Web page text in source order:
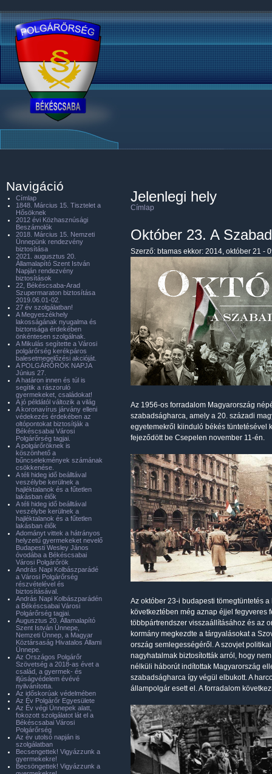
Jelenlegi hely
Címlap
Október 23. A
Szerző: btamas ekkor: 2014, október 21 -
Az 1956-os forradalom Magyarország
szabadságharca, amely a 20. századi
egyetemekről kiinduló békés tün­te­té­sével
fejeződött be Csepelen november 11-én.
Az október 23-i budapesti tömegtüntetés
következtében még aznap éjjel fegyveres
többpártrendszer visszaállításához és az
kormány megkezdte a tárgyalásokat a
ország semlegességéről. A szovjet
nagyhatalmak biztosították arról, hogy
nélküli háborút indítottak Magyarország
szabadságharca így végül elbukott. A
állampolgár esett el. A forradalom
Navigáció
Címlap
1848. Március 15. Tisztelet a
Hősöknek
2012 évi Közhasznúsági
Beszámolók
2018. Március 15. Nemzeti
Ünnepünk rendezvény
biztosítása
2021. augusztus 20.
Államalapító Szent István
Napján rendezvény
biztosítások
22, Békéscsaba-Arad
Szupermaraton biztosítása
2019.06.01-02.
27 év szolgálatban!
A Megyeszékhely
lakosságának nyugalma és
biztonsága érdekében
önkéntesen szolgálnak.
A Mikulás segítette a Városi
polgárőrség kerékpáros
balesetmegelőzési akcióját.
A POLGÁRŐRÖK NAPJA
Június 27.
A határon innen és túl is
segítik a rászoruló
gyermekeket, családokat!
A jó példától változik a világ
A koronavírus járvány elleni
védekezés érdekében az
oltópontokat biztosítják a
Békéscsabai Városi
Polgárőrség tagjai.
A polgárőröknek is
köszönhető a
bűncselekmények számának
csökkenése.
A téli hideg idő beálltával
veszélybe kerülnek a
hajléktalanok és a fűtetlen
lakásban élők
A téli hideg idő beálltával
veszélybe kerülnek a
hajléktalanok és a fűtetlen
lakásban élők
Adományt vittek a hátrányos
helyzetű gyermekeket nevelő
Budapesti Wesley János
óvodába a Békéscsabai
Városi Polgárőrök
András Napi Kolbászparádé
a Városi Polgárőrség
részvételével és
biztosításával.
András Napi Kolbászparádén
a Békéscsabai Városi
Polgárőrség tagjai.
Augusztus 20. Államalapító
Szent István Ünnepe,
Nemzeti Ünnep, a Magyar
Köztársaság Hivatalos Állami
Ünnepe.
Az Országos Polgárőr
Szövetség a 2018-as évet a
család, a gyermek- és
ifjúságvédelem évévé
nyilvánította.
Az időskorúak védelmében
Az Év Polgárőr Egyesülete
Az Év végi Ünnepek alatt,
fokozott szolgálatot lát el a
Békéscsabai Városi
Polgárőrség
Az év utolsó napján is
szolgálatban
Becsengettek! Vigyázzunk a
gyermekekre!
Becsöngettek! Vigyázzunk a